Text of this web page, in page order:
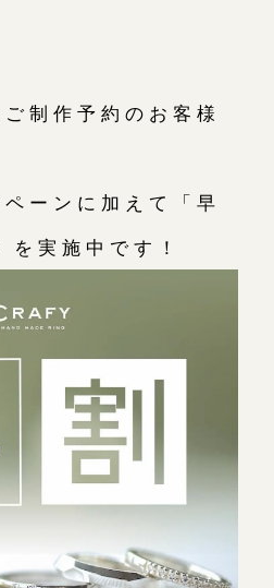
制作予約のお客様
ーンに加えて「早
実施中です！